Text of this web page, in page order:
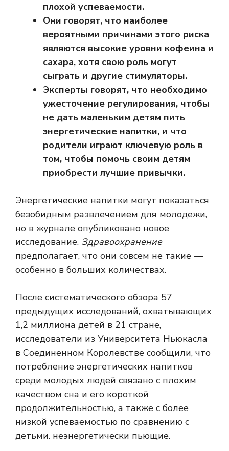
плохой успеваемости.
Они говорят, что наиболее
вероятными причинами этого риска
являются высокие уровни кофеина и
сахара, хотя свою роль могут
сыграть и другие стимуляторы.
Эксперты говорят, что необходимо
ужесточение регулирования, чтобы
не дать маленьким детям пить
энергетические напитки, и что
родители играют ключевую роль в
том, чтобы помочь своим детям
приобрести лучшие привычки.
Энергетические напитки могут показаться
безобидным развлечением для молодежи,
но в журнале опубликовано новое
исследование. Здравоохранение
предполагает, что они совсем не такие —
особенно в больших количествах.
После систематического обзора 57
предыдущих исследований, охватывающих
1,2 миллиона детей в 21 стране,
исследователи из Университета Ньюкасла
в Соединенном Королевстве сообщили, что
потребление энергетических напитков
среди молодых людей связано с плохим
качеством сна и его короткой
продолжительностью, а также с более
низкой успеваемостью по сравнению с
детьми. неэнергетически пьющие.